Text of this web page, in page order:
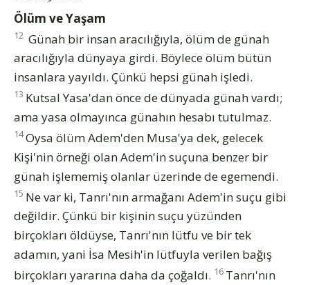
Ölüm ve Yaşam
12 Günah bir insan aracılığıyla, ölüm de günah
aracılığıyla dünyaya girdi. Böylece ölüm bütün
insanlara yayıldı. Çünkü hepsi günah işledi.
13 Kutsal Yasa'dan önce de dünyada günah vardı;
ama yasa olmayınca günahın hesabı tutulmaz.
14Oysa ölüm Adem'den Musa'ya dek, gelecek
Kişi'nin örneği olan Adem'in suçuna benzer bir
günah işlememiş olanlar üzerinde de egemendi.
15 Ne var ki, Tanrı'nın armağanı Adem'in suçu gibi
değildir. Çünkü bir kişinin suçu yüzünden
birçokları öldüyse, Tanrı'nın lütfu ve bir tek
adamın, yani İsa Mesih'in lütfuyla verilen bağış
birçokları yararına daha da çoğaldı. 16 Tanrı'nın